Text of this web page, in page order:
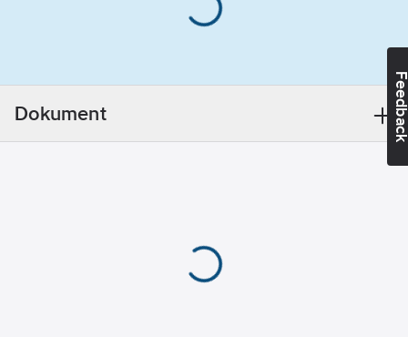
Specifik
Dokument